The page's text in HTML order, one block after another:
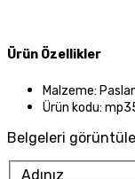
Ürün Özellikler
Malzeme:
Ürün kodu:
Belgeleri
Adınız